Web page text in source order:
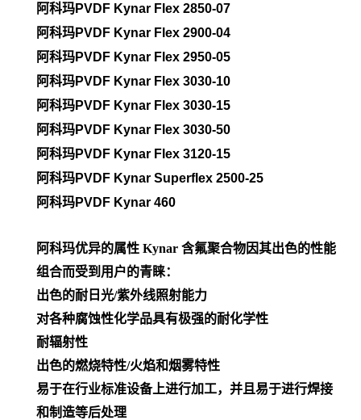
阿科玛PVDF Kynar Flex 2850-07
阿科玛PVDF Kynar Flex 2900-04
阿科玛PVDF Kynar Flex 2950-05
阿科玛PVDF Kynar Flex 3030-10
阿科玛PVDF Kynar Flex 3030-15
阿科玛PVDF Kynar Flex 3030-50
阿科玛PVDF Kynar Flex 3120-15
阿科玛PVDF Kynar Superflex 2500-25
阿科玛PVDF Kynar 460
阿科玛优异的属性 Kynar 含氟聚合物因其出色的性能
组合而受到用户的青睐：
出色的耐日光/紫外线照射能力
对各种腐蚀性化学品具有极强的耐化学性
耐辐射性
出色的燃烧特性/火焰和烟雾特性
易于在行业标准设备上进行加工，并且易于进行焊接
和制造等后处理